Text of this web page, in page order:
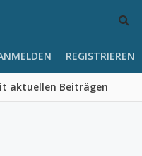
aktuellen Beiträgen
REGISTRIEREN